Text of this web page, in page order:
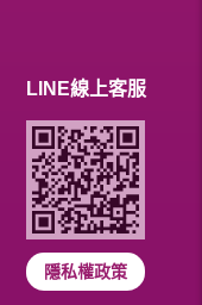
LINE線上客服
隱私權政策